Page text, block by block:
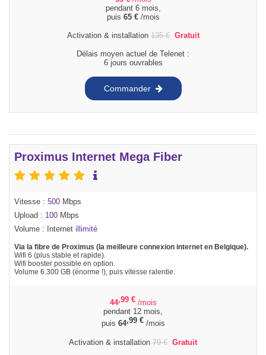
pendant 6 mois,
puis 65 €/mois
Activation & installation135€ Gratuit
Délais moyen actuel de Telenet :
6 jours ouvrables
Commander
Proximus Internet Mega Fiber
Vitesse : 500 Mbps
Upload : 100 Mbps
Volume : Internet illimité
Via la fibre de Proximus (la meilleure connexion internet en Belgique).
Wifi 6 (plus stable et rapide).
Wifi booster possible en option.
Volume 6.300 GB (énorme !), puis vitesse ralentie.
44,99 € /mois
pendant 12 mois,
puis 64,99 €/mois
Activation & installation 79€ Gratuit